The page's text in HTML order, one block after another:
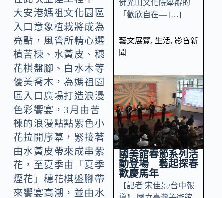
大安港媽祖文化園區
入口意象植栽將成為
亮點，風管所精心選
植苦楝、水黃皮、穗
花棋盤腳、白水木等
優美喬木，為媽祖園
區入口廣場打造浪漫
色彩饗宴，3月由苦
楝的浪漫點點紫色小
花拉開序幕，緊接著
由水黃皮帶來成串紫
花，至夏季由「夏季
煙花」穗花棋盤腳帶
來饗宴高潮，並由水
佛光山文化院舉辦的
「歡欣自在— […]
藝文展覽, 生活, 影音新
聞
國美館春節系列活
動登場 藝起探春
歡慶馬年
【記者 宋佳景/台中報